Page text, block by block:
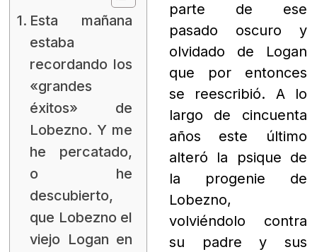
Esta mañana
estaba
recordando los
«grandes
éxitos» de
Lobezno. Y me
he percatado,
o he
descubierto,
que Lobezno el
viejo Logan en
parte de ese
pasado oscuro y
olvidado de Logan
que por entonces
se reescribió. A lo
largo de cincuenta
años este último
alteró la psique de
la progenie de
Lobezno,
volviéndolo contra
su padre y sus